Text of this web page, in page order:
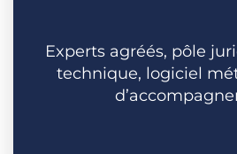
Experts agréés, pôle
technique, logiciel